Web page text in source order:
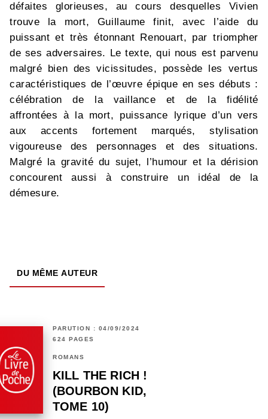
défaites glorieuses, au cours desquelles Vivien
trouve la mort, Guillaume finit, avec l’aide du
puissant et très étonnant Renouart, par triompher
de ses adversaires. Le texte, qui nous est parvenu
malgré bien des vicissitudes, possède les vertus
caractéristiques de l’œuvre épique en ses débuts :
célébration de la vaillance et de la fidélité
affrontées à la mort, puissance lyrique d’un vers
aux accents fortement marqués, stylisation
vigoureuse des personnages et des situations.
Malgré la gravité du sujet, l’humour et la dérision
concourent aussi à construire un idéal de la
démesure.
DU MÊME AUTEUR
PARUTION : 04/09/2024
624 PAGES
ROMANS
KILL THE RICH !
(BOURBON KID,
TOME 10)